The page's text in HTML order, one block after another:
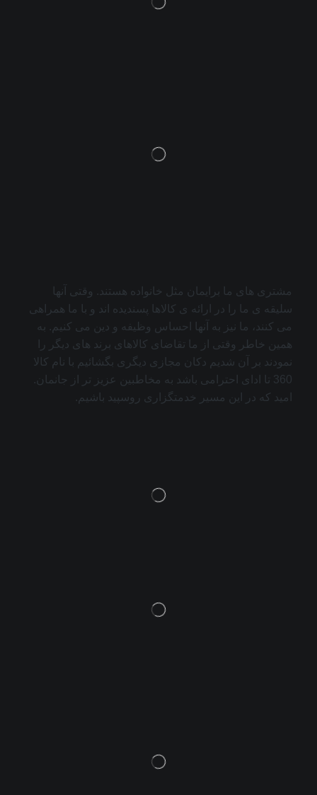
مشتری های ما برایمان مثل خانواده هستند. وقتی آنها
سلیقه ی ما را در ارائه ی کالاها پسندیده اند و با ما همراهی
می کنند، ما نیز به آنها احساس وظیفه و دین می کنیم. به
همین خاطر وقتی از ما تقاضای کالاهای برند های دیگر را
نمودند بر آن شدیم دکان مجازی دیگری بگشائیم با نام کالا
360 تا ادای احترامی باشد به مخاطبین عزیز تر از جانمان.
امید که در این مسیر خدمتگزاری روسپید باشیم.